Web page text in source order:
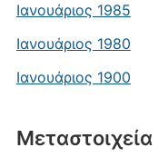
Ιανουάριος 1985
Ιανουάριος 1980
Ιανουάριος 1900
Μεταστοιχεία